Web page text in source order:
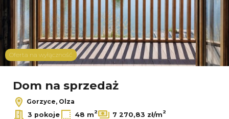
Oferta na wyłączność
Dom na sprzedaż
Gorzyce, Olza
3 pokoje
48 m2 7 270,83 zł/m2